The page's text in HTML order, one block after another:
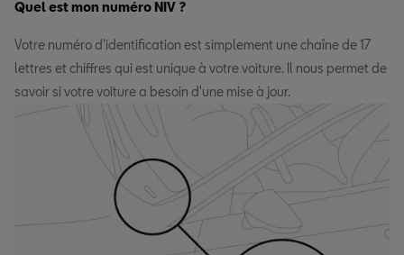
Quel est mon numéro NIV ?
Votre numéro d'identification est simplement une chaîne de 17
lettres et chiffres qui est unique à votre voiture. Il nous permet de
savoir si votre voiture a besoin d'une mise à jour.